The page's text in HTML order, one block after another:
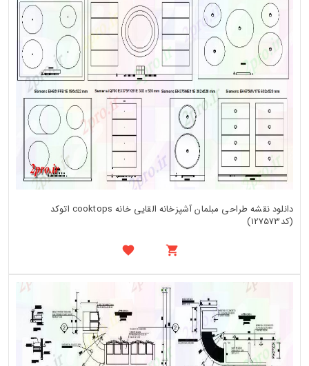
دانلود نقشه طراحی مبلمان آشپزخانه القایی خانه cooktops اتوکد
(کد127573)